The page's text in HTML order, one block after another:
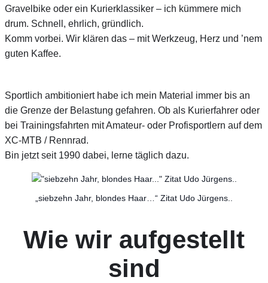
Gravelbike oder ein Kurierklassiker – ich kümmere mich
drum. Schnell, ehrlich, gründlich.
Komm vorbei. Wir klären das – mit Werkzeug, Herz und ’nem
guten Kaffee.
Sportlich ambitioniert habe ich mein Material immer bis an
die Grenze der Belastung gefahren. Ob als Kurierfahrer oder
bei Trainingsfahrten mit Amateur- oder Profisportlern auf dem
XC-MTB / Rennrad.
Bin jetzt seit 1990 dabei, lerne täglich dazu.
„siebzehn Jahr, blondes Haar…“ Zitat Udo Jürgens..
Wie wir aufgestellt
sind